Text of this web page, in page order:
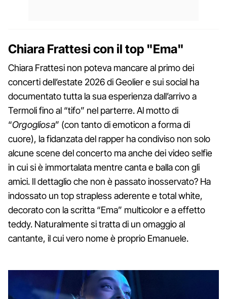
Chiara Frattesi con il top "Ema"
Chiara Frattesi non poteva mancare al primo dei
concerti dell’estate 2026 di Geolier e sui social ha
documentato tutta la sua esperienza dall’arrivo a
Termoli fino al “tifo” nel parterre. Al motto di
“Orgogliosa” (con tanto di emoticon a forma di
cuore), la fidanzata del rapper ha condiviso non solo
alcune scene del concerto ma anche dei video selfie
in cui si è immortalata mentre canta e balla con gli
amici. Il dettaglio che non è passato inosservato? Ha
indossato un top strapless aderente e total white,
decorato con la scritta “Ema” multicolor e a effetto
teddy. Naturalmente si tratta di un omaggio al
cantante, il cui vero nome è proprio Emanuele.